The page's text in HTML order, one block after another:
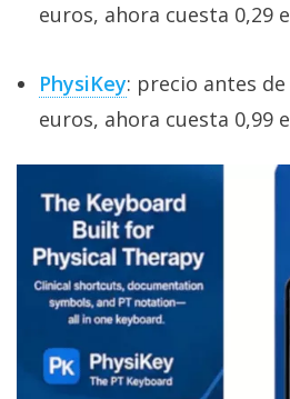
euros, ahora cuesta 0,29
PhysiKey: precio antes
euros, ahora cuesta 0,99